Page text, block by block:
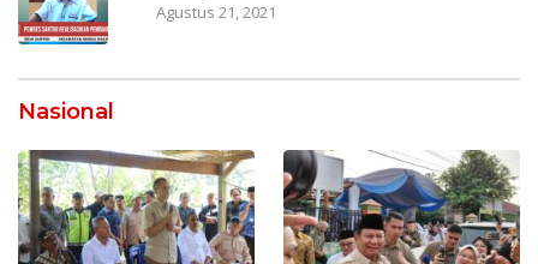
Agustus 21, 2021
Nasional